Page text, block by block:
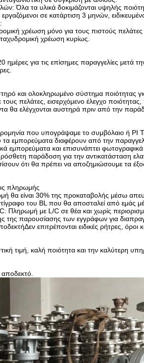
Όλα τα υλικά δοκιμάζονται υψηλής
σε κατάρτιση 3 μηνών,
χρέωση μόνο για τους πιστούς
χρέωση κυρίως.
για τις επίσημες παραγγελίες μετά
και ολοκληρωμένο σύστημα ποιότητας
πελάτες, εισερχόμενο έλεγχο
θα ελέγχονται αυστηρά πριν από την
που υπογράψαμε το συμβόλαιο ή PI
εμπορεύματα διαφέρουν από την
εμπορεύματα και επισυνάπτει
παράδοση για την αντικατάσταση
ότι θα πρέπει να αποζημιώσουμε τα
πληρωμής
θα είναι 30% της προκαταβολής μέσω
του BL που θα αποσταλεί από εμάς
Πληρωμή με L/C σε θέα και χωρίς
της παρουσίασης των εγγράφων για
επιτρέπονται ειδικές ρήτρες, όροι
τιμή, καλή ποιότητα και την καλύτερη